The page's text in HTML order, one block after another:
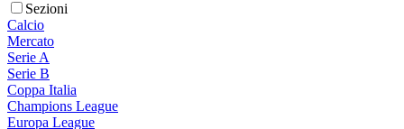
Sezioni
Calcio
Mercato
Serie A
Serie B
Coppa Italia
Champions League
Europa League